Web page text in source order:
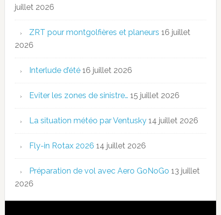
juillet 2026
ZRT pour montgolfières et planeurs 16 juillet
2026
Interlude d’été 16 juillet 2026
Eviter les zones de sinistre… 15 juillet 2026
La situation météo par Ventusky 14 juillet 2026
Fly-in Rotax 2026 14 juillet 2026
Préparation de vol avec Aero GoNoGo 13 juillet
2026